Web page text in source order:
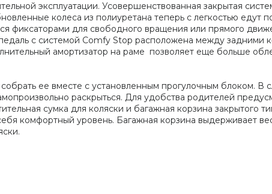
эксплуатации. Усовершенствованная закрытая
колеса из полиуретана теперь с легкостью едут
фиксаторами для свободного вращения или прямого
с системой Comfy Stop расположена между задними
амортизатор на раме позволяет еще больше
ее вместе с установленным прогулочным блоком. В
раскрыться. Для удобства родителей
сумка для коляски и багажная корзина закрытого
комфортный уровень. Багажная корзина выдерживает